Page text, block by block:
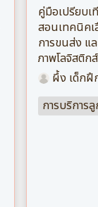
คู่มือเปรียบเ
สอนเทคนิคเ
การขนส่ง แ
ภาพโลจิสติก
ผึ้ง เด็กฝึ
การบริการ